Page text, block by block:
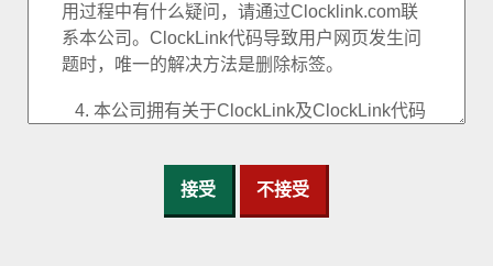
接受 不接受